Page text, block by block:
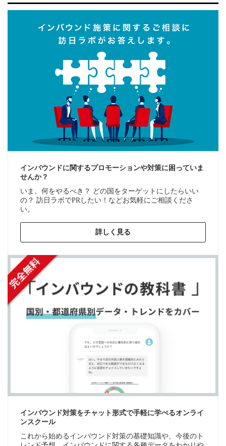
インバウンドに関するプロモーションや対策に困っていま
せんか？
いま、何をやるべき？ どの国をターゲットにしたらいい
の？ 訪日ラボでPRしたい！などお気軽にご相談くださ
い。
詳しく見る
インバウンド対策をチャット形式で手軽に学べるオンライ
ンスクール
これから始めるインバウンド対策の基礎知識や、今後のト